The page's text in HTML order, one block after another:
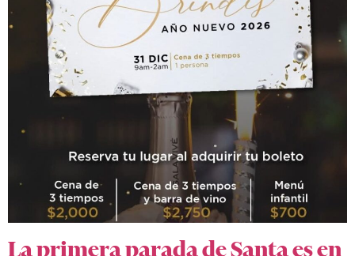
La primera parada de Santa es en